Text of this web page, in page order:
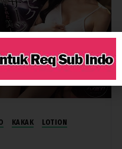
1,756
KAKAK
LOTION